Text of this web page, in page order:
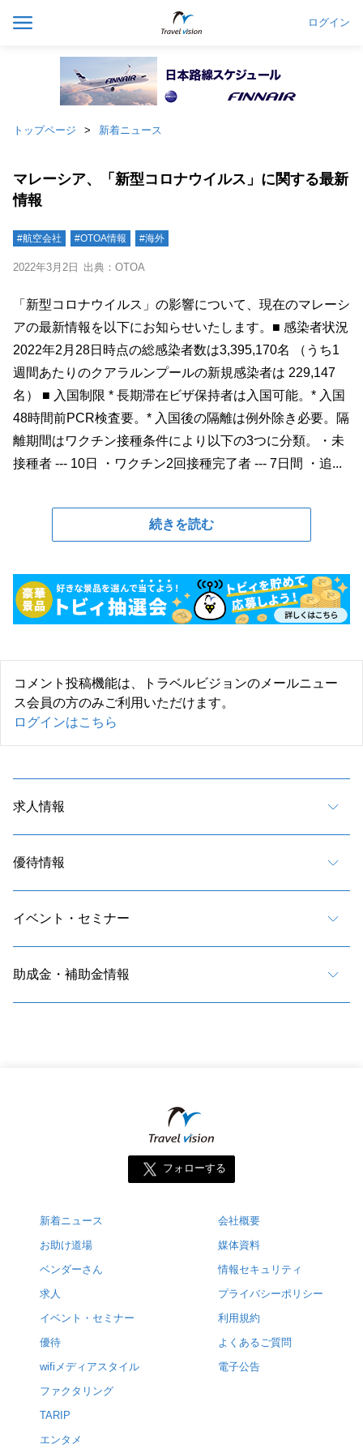
ログイン
トップページ 新着ニュース
マレーシア、「新型コロナウイルス」に関する最新
情報
#航空会社 #OTOA情報 #海外
2022年3月2日 出典：OTOA
「新型コロナウイルス」の影響について、現在のマレーシ
アの最新情報を以下にお知らせいたします。■ 感染者状況
2022年2月28日時点の総感染者数は3,395,170名 （うち1
週間あたりのクアラルンプールの新規感染者は 229,147
名） ■ 入国制限 * 長期滞在ビザ保持者は入国可能。* 入国
48時間前PCR検査要。* 入国後の隔離は例外除き必要。隔
離期間はワクチン接種条件により以下の3つに分類。・未
接種者 --- 10日 ・ワクチン2回接種完了者 --- 7日間 ・追...
続きを読む
コメント投稿機能は、トラベルビジョンのメールニュー
ス会員の方のみご利用いただけます。
ログインはこちら
求人情報
優待情報
イベント・セミナー
助成金・補助金情報
フォローする
新着ニュース
お助け道場
ベンダーさん
求人
イベント・セミナー
優待
wifiメディアスタイル
ファクタリング
TARIP
エンタメ
会社概要
媒体資料
情報セキュリティ
プライバシーポリシー
利用規約
よくあるご質問
電子公告